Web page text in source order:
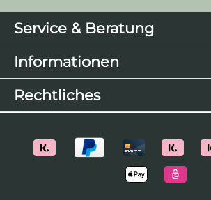
Service & Beratung
Informationen
Rechtliches